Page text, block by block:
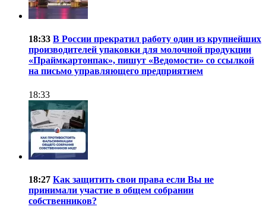
18:33 В России прекратил работу один из крупнейших
производителей упаковки для молочной продукции
«Праймкартонпак», пишут «Ведомости» со ссылкой
на письмо управляющего предприятием
18:33
18:27 Как защитить свои права если Вы не
принимали участие в общем собрании
собственников?